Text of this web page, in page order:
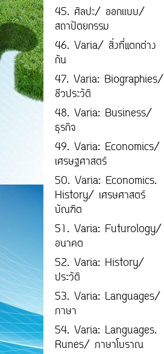
45. ศิลปะ/ ออกเเบบ/
สถาปัตยกรรม
46. Varia/ สิ่งที่แตกต่าง
กัน
47. Varia: Biographies/
ชีวประวัติ
48. Varia: Business/
ธุรกิจ
49. Varia: Economics/
เศรษฐศาสตร์
50. Varia: Economics.
History/ เศรษศาสตร์
บัณฑิต
51. Varia: Futurology/
อนาคต
52. Varia: History/
ประวัติ
53. Varia: Languages/
ภาษา
54. Varia: Languages.
Runes/ ภาษาโบราณ